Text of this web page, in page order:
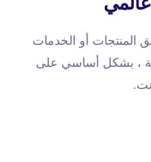
المنتجات أو الخدمات
، بشكل أساسي على